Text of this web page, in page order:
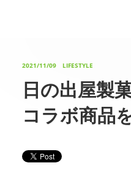
2021/11/09 LIFESTYLE
日の出屋製
コラボ商品